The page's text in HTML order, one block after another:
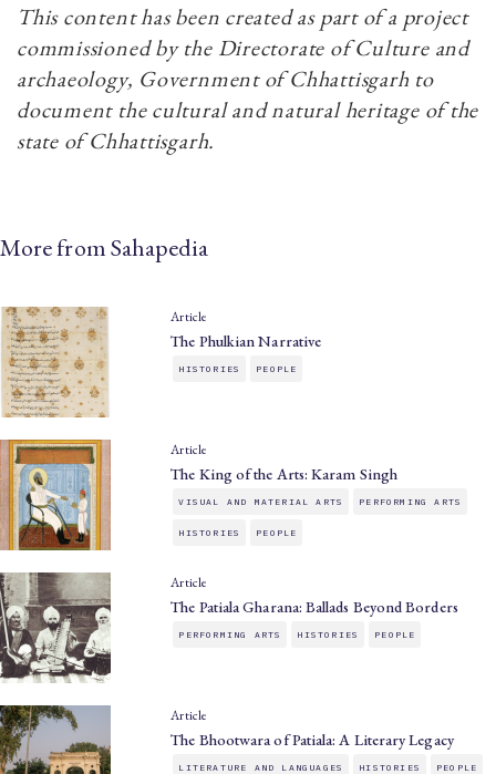
This content has been created as part of a project
commissioned by the Directorate of Culture and
archaeology, Government of Chhattisgarh to
document the cultural and natural heritage of the
state of Chhattisgarh.
More from Sahapedia
Article
The Phulkian Narrative
HISTORIES PEOPLE
Article
The King of the Arts: Karam Singh
VISUAL AND MATERIAL ARTS PERFORMING ARTS
HISTORIES PEOPLE
Article
The Patiala Gharana: Ballads Beyond Borders
PERFORMING ARTS HISTORIES PEOPLE
Article
The Bhootwara of Patiala: A Literary Legacy
LITERATURE AND LANGUAGES HISTORIES PEOPLE